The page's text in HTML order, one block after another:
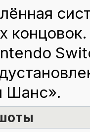
концовок.
Шанс».